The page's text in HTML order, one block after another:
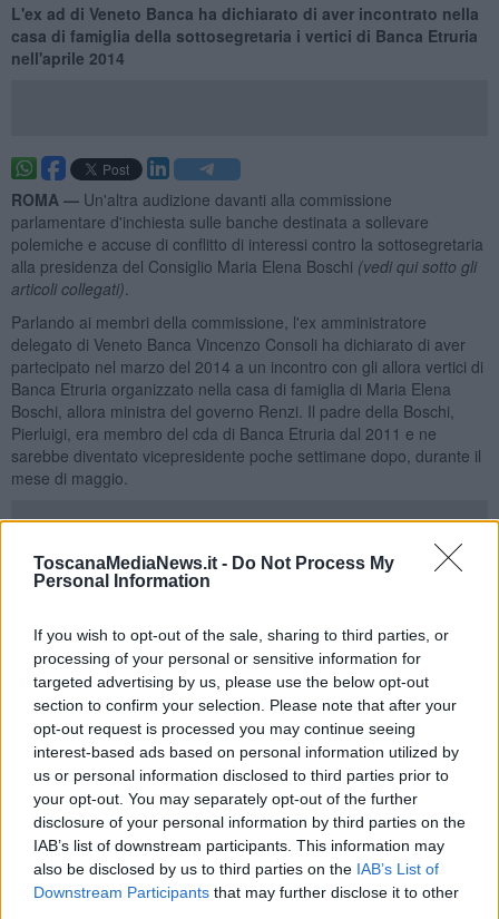
ToscanaMediaNews.it - Do Not Process My
Personal Information
If you wish to opt-out of the sale, sharing to third parties, or
processing of your personal or sensitive information for
targeted advertising by us, please use the below opt-out
section to confirm your selection. Please note that after your
opt-out request is processed you may continue seeing
interest-based ads based on personal information utilized by
us or personal information disclosed to third parties prior to
your opt-out. You may separately opt-out of the further
disclosure of your personal information by third parties on the
IAB’s list of downstream participants. This information may
also be disclosed by us to third parties on the IAB’s List of
Downstream Participants that may further disclose it to other
L'ex ad di Veneto Banca ha dichiarato di aver incontrato nella
casa di famiglia della sottosegretaria i vertici di Banca Etruria
nell'aprile 2014
ROMA — Un'altra audizione davanti alla commissione
parlamentare d'inchiesta sulle banche destinata a sollevare
polemiche e accuse di conflitto di interessi contro la sottosegretaria
alla presidenza del Consiglio Maria Elena Boschi (vedi qui sotto gli
articoli collegati)
Parlando ai membri della commissione, l'ex amministratore
delegato di Veneto Banca Vincenzo Consoli ha dichiarato di aver
partecipato nel marzo del 2014 a un incontro con gli allora vertici di
Banca Etruria organizzato nella casa di famiglia di Maria Elena
Boschi, allora ministra del governo Renzi. Il padre della Boschi,
Pierluigi, era membro del cda di Banca Etruria dal 2011 e ne
sarebbe diventato vicepresidente poche settimane dopo, durante il
mese di maggio.
Consoli ha dichiarato che la Boschi presenziò all'incontro per circa
Nella riunione, Consoli e i vertici di Banca Etruria parlarono della
lettera ricevuta da entrambi gli istituti in cui la Banca d'Italia, alla
luce della difficile situazione economica sia della banca veneta che
di quella toscana, faceva riferimento all'eventualità di una fusione
con un altro gruppo bancario di "elevato standing", indicandolo
nella Popolare di Vicenza, e precisando che gli allora membri dei
consigli di amministrazione non avrebbero potuto rimanere al loro
posto nel nuovo istituto nato dalla fusione. Consoli ha sottolineato
di essere andato all'incontro con i colleghi di Banca Etruria solo per
conoscere le loro intenzioni, ovvero "se si sarebbero dimessi a
seguito della lettera di Bankitalia e come si sarebbero comportati".
"Noi di Veneto Banca poi siamo andati tutti a casa, quelli di Banca
Etruria no" ha detto l'ex ad.